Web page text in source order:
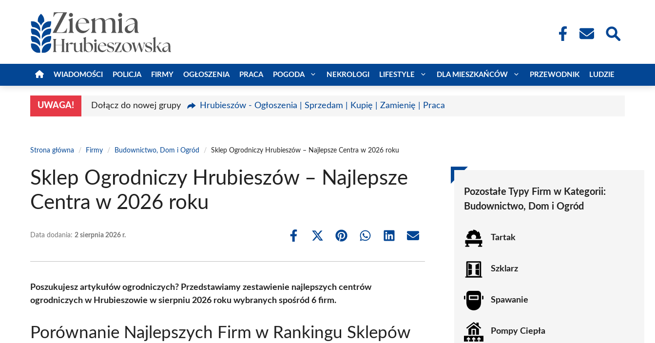
WIADOMOŚCI POLICJA FIRMY OGŁOSZENIA PRACA POGODA NEKROLOGI LIFESTYLE DLA MIESZKAŃCÓW PRZEWODNIK LUDZIE
UWAGA! Dołącz do nowej grupy Hrubieszów - Ogłoszenia | Sprzedam | Kupię | Zamienię | Praca
Strona główna / Firmy / Budownictwo, Dom i Ogród / Sklep Ogrodniczy Hrubieszów – Najlepsze Centra w 2026 roku
Sklep Ogrodniczy Hrubieszów – Najlepsze
Centra w 2026 roku
Data dodania: 2 sierpnia 2026 r.
Share
Share
(Twitter)
Share Share Share Share
Poszukujesz artykułów ogrodniczych? Przedstawiamy zestawienie najlepszych centrów
ogrodniczych w Hrubieszowie w sierpniu 2026 roku wybranych spośród 6 firm.
Porównanie Najlepszych Firm w Rankingu Sklepów
Pozostałe Typy Firm w Kategorii:
Budownictwo, Dom i Ogród
Tartak
Szklarz
Spawanie
Pompy Ciepła